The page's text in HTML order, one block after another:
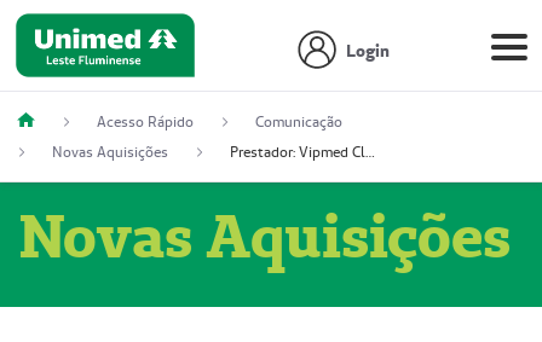
Login
Acesso Rápido
Comunicação
Novas Aquisições
Prestador: Vipmed Clínica Geral Ltda, 51004349-0 (Nome Fantasia: Policlínica Master)
Novas Aquisições